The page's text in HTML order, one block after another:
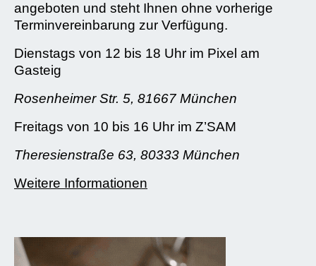
angeboten und steht Ihnen ohne vorherige
Terminvereinbarung zur Verfügung.
Dienstags von 12 bis 18 Uhr im Pixel am
Gasteig
Rosenheimer Str. 5, 81667 München
Freitags von 10 bis 16 Uhr im Z’SAM
Theresienstraße 63, 80333 München
Weitere Informationen